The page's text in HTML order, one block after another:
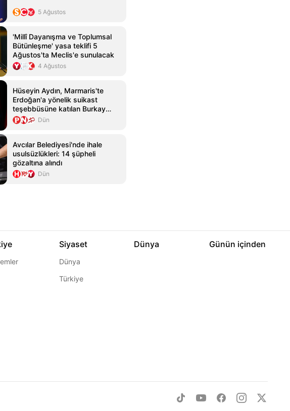
5 Ağustos
'Millî Dayanışma ve Toplumsal
Bütünleşme' yasa teklifi 5
Ağustos'ta Meclis'e sunulacak
4 Ağustos
Hüseyin Aydın, Marmaris'te
Erdoğan'a yönelik suikast
teşebbüsüne katılan Burkay
Karatepe hakkında şikayet
sundu
Dün
Avcılar Belediyesi'nde ihale
usulsüzlükleri: 14 şüpheli
gözaltına alındı
Dün
Siyaset
Dünya
Türkiye
Dünya Günün içinden